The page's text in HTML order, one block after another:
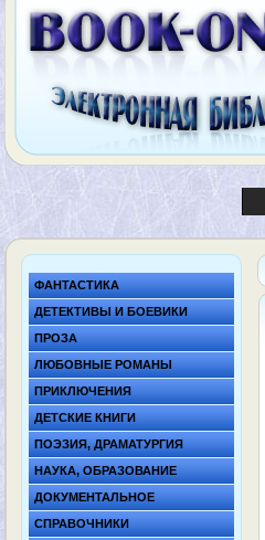
ФАНТАСТИКА
ДЕТЕКТИВЫ И БОЕВИКИ
ПРОЗА
ЛЮБОВНЫЕ РОМАНЫ
ПРИКЛЮЧЕНИЯ
ДЕТСКИЕ КНИГИ
ПОЭЗИЯ, ДРАМАТУРГИЯ
НАУКА, ОБРАЗОВАНИЕ
ДОКУМЕНТАЛЬНОЕ
СПРАВОЧНИКИ